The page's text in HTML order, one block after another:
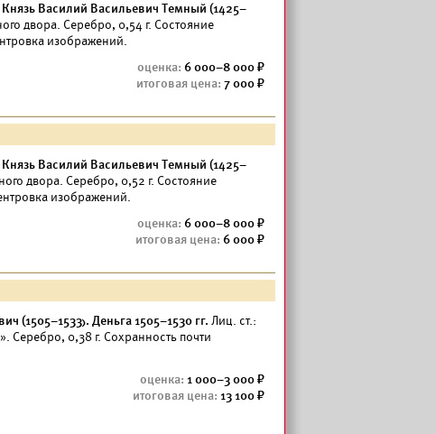
Василий Васильевич Темный (1425–
двора. Серебро, 0,54 г. Состояние
изображений.
6 000–8 000
7 000
Василий Васильевич Темный (1425–
двора. Серебро, 0,52 г. Состояние
изображений.
6 000–8 000
6 000
(1505–1533). Деньга 1505–1530 гг. Лиц. ст.:
Серебро, 0,38 г. Сохранность почти
1 000–3 000
13 100